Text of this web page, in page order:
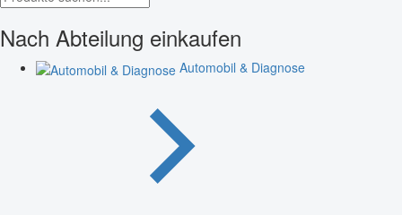
Nach Abteilung einkaufen
Automobil & Diagnose